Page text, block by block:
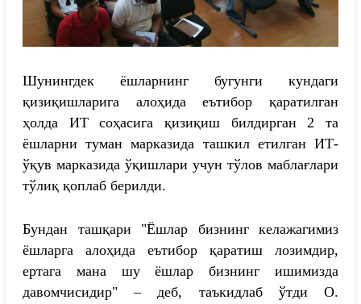
Шунингдек ёшларнинг бугунги кундаги
қизиқишларига алоҳида еътибор қаратилган
ҳолда ИТ соҳасига қизиқиш билдирган 2 та
ёшларни туман марказида ташкил етилган ИТ-
ўқув марказида ўқишлари учун тўлов маблағлари
тўлиқ қоплаб берилди.
Бундан ташқари "Ёшлар бизнинг келажагимиз
ёшларга алоҳида еътибор қаратиш лозимдир,
ертага мана шу ёшлар бизнинг ишимизда
давомчисидир" – деб, таъкидлаб ўтди О.